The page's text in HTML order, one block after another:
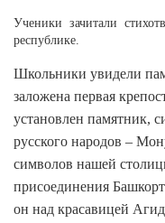
Ученики зачитали
республике.
Школьники увидели
заложена первая
установлен памятник,
русского народов –
символов нашей
присоединения
он над красавицей